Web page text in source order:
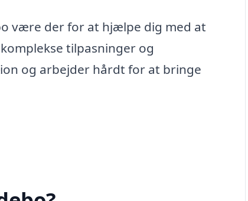
være der for at hjælpe dig med at
tilpasninger og
og arbejder hårdt for at bringe